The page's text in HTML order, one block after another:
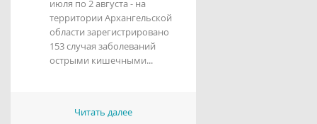
июля по 2 августа - на
территории Архангельской
области зарегистрировано
153 случая заболеваний
острыми кишечными...
Читать далее